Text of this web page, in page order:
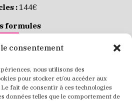
consentement
nous utilisons des
pour stocker et/ou accéder aux
fait de consentir à ces technologies
données telles que le comportement de
: 144€
formules
:de 8 à 35€
JE RÉSERVE MES PLACES